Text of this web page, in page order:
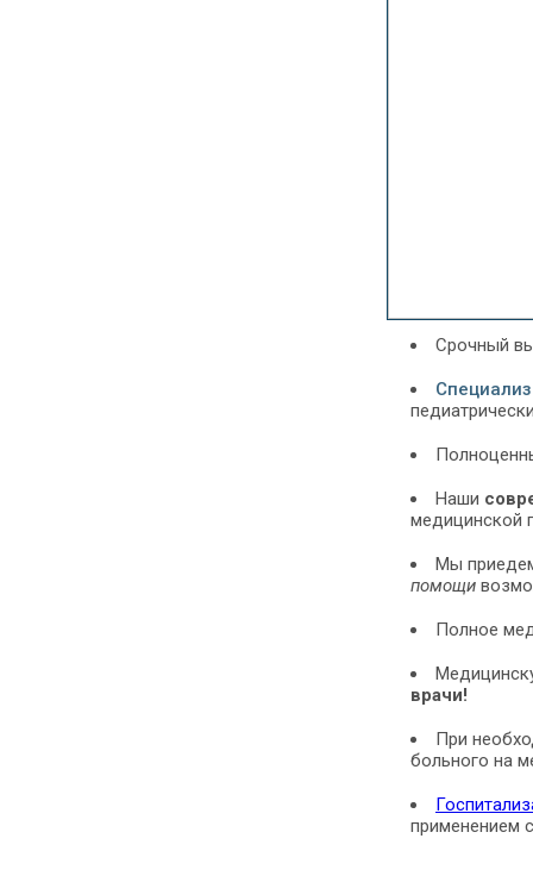
Срочный
Наши
медицинской
Мы
помощи
Полное
врачи!
При
больного на
применением